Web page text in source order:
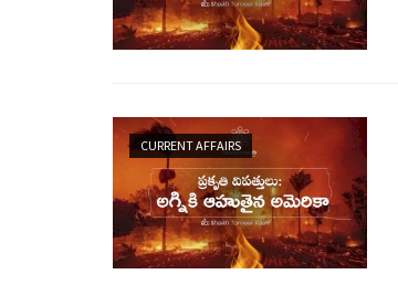
CURRENT AFFAIRS